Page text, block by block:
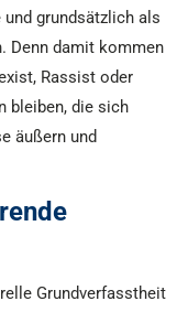
grundsätzlich als
Denn damit kommen
Rassist oder
bleiben, die sich
äußern und
Grundverfasstheit